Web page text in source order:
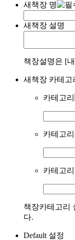
새책장 명
새책장 설명
책장설명은 [
새책장 카테고
카테고리
카테고리
카테고리
책장카테고리
다.
Default 설정